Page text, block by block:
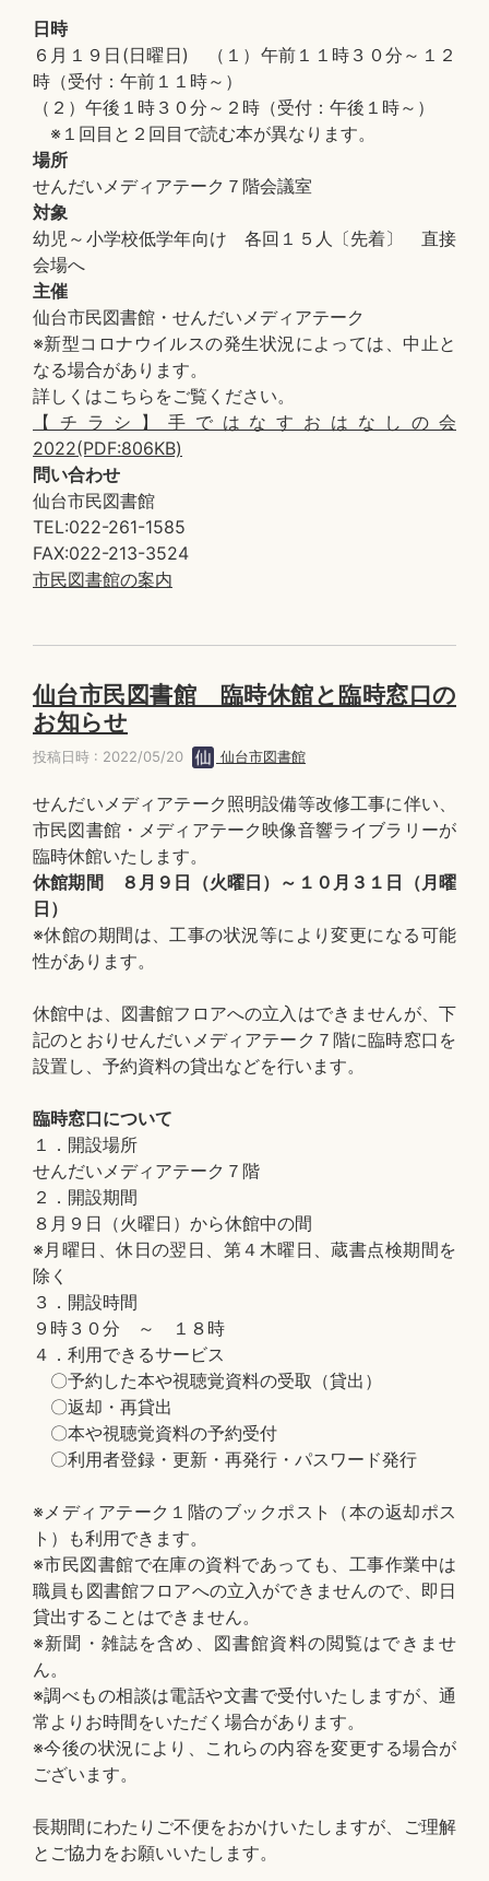
日時
６月１９日(日曜日) （１）午前１１時３０分～１２
時（受付：午前１１時～）
（２）午後１時３０分～２時（受付：午後１時～）
※１回目と２回目で読む本が異なります。
場所
せんだいメディアテーク７階会議室
対象
幼児～小学校低学年向け 各回１５人〔先着〕 直接
会場へ
主催
仙台市民図書館・せんだいメディアテーク
※新型コロナウイルスの発生状況によっては、中止と
なる場合があります。
詳しくはこちらをご覧ください。
【チラシ】手ではなすおはなしの会
2022(PDF:806KB)
問い合わせ
仙台市民図書館
TEL:022-261-1585
FAX:022-213-3524
市民図書館の案内
仙台市民図書館 臨時休館と臨時窓口の
お知らせ
投稿日時 : 2022/05/20 仙台市図書館
せんだいメディアテーク照明設備等改修工事に伴い、
市民図書館・メディアテーク映像音響ライブラリーが
臨時休館いたします。
休館期間 ８月９日（火曜日）～１０月３１日（月曜
日）
※休館の期間は、工事の状況等により変更になる可能
性があります。
休館中は、図書館フロアへの立入はできませんが、下
記のとおりせんだいメディアテーク７階に臨時窓口を
設置し、予約資料の貸出などを行います。
臨時窓口について
１．開設場所
せんだいメディアテーク７階
２．開設期間
８月９日（火曜日）から休館中の間
※月曜日、休日の翌日、第４木曜日、蔵書点検期間を
除く
３．開設時間
９時３０分 ～ １８時
４．利用できるサービス
〇予約した本や視聴覚資料の受取（貸出）
〇返却・再貸出
〇本や視聴覚資料の予約受付
〇利用者登録・更新・再発行・パスワード発行
※メディアテーク１階のブックポスト（本の返却ポス
ト）も利用できます。
※市民図書館で在庫の資料であっても、工事作業中は
職員も図書館フロアへの立入ができませんので、即日
貸出することはできません。
※新聞・雑誌を含め、図書館資料の閲覧はできませ
ん。
※調べもの相談は電話や文書で受付いたしますが、通
常よりお時間をいただく場合があります。
※今後の状況により、これらの内容を変更する場合が
ございます。
長期間にわたりご不便をおかけいたしますが、ご理解
とご協力をお願いいたします。